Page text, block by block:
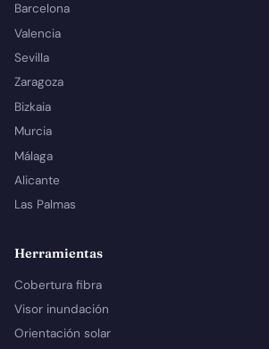
Barcelona
Valencia
Sevilla
Zaragoza
Bizkaia
Murcia
Málaga
Alicante
Las Palmas
Herramientas
Cobertura fibra
Visor inundación
Orientación solar